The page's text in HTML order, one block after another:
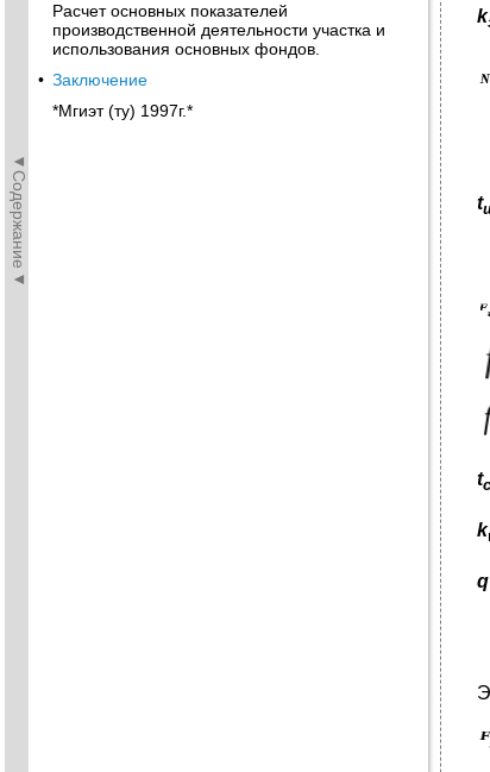
◄Содержание◄
Расчет основных показателей
производственной деятельности участка и
использования основных фондов.
• Заключение
*Мгиэт (ту) 1997г.*
k
t
t
k